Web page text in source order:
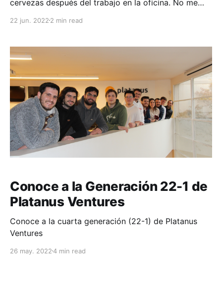
cervezas después del trabajo en la oficina. No me
gigantes en la carretera más importante de Santiago.
22 jun. 2022 2 min read
Conoce a la Generación 22-1 de
Platanus Ventures
Conoce a la cuarta generación (22-1) de Platanus
Ventures
26 may. 20224 min read